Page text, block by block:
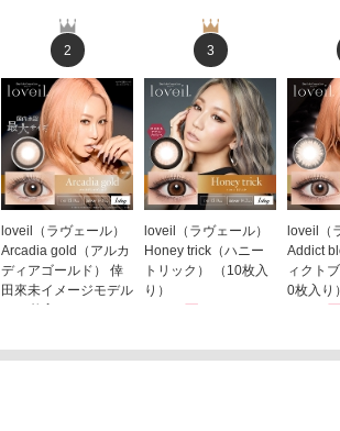
2
loveil（ラヴェール）
Arcadia gold（アルカ
ディアゴールド） 倖
田來未イメージモデル
3
loveil（ラヴェール）
Honey trick（ハニー
トリック） （10枚入
り）
loveil（
Addict
ィクト
0枚入り